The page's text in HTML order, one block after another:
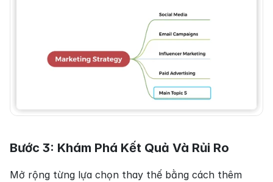
Bước 3: Khám Phá Kết Quả Và Rủi Ro